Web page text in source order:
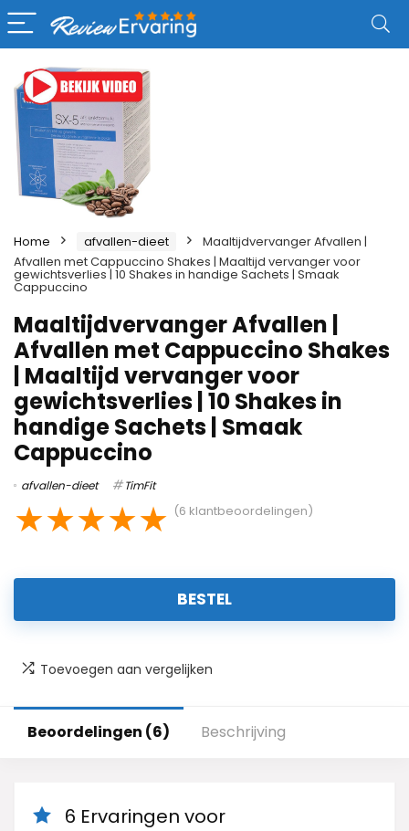
Home afvallen-dieet
Maaltijdvervanger Afvallen |
Afvallen met Cappuccino Shakes | Maaltijd vervanger voor
gewichtsverlies | 10 Shakes in handige Sachets | Smaak
Cappuccino
Maaltijdvervanger Afvallen |
Afvallen met Cappuccino Shakes
| Maaltijd vervanger voor
gewichtsverlies | 10 Shakes in
handige Sachets | Smaak
Cappuccino
afvallen-dieet TimFit
★★★★★ (6 klantbeoordelingen)
BESTEL
Toevoegen aan vergelijken
Beoordelingen (6) Beschrijving
6 Ervaringen voor